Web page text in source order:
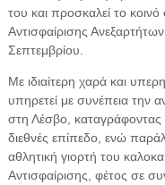
του και προσκαλεί το
Αντισφαίρισης
Σεπτεμβρίου.
Με ιδιαίτερη χαρά και
υπηρετεί με συνέπεια την
στη Λέσβο, καταγράφοντας
διεθνές επίπεδο, ενώ
αθλητική γιορτή του
Αντισφαίρισης, φέτος σε